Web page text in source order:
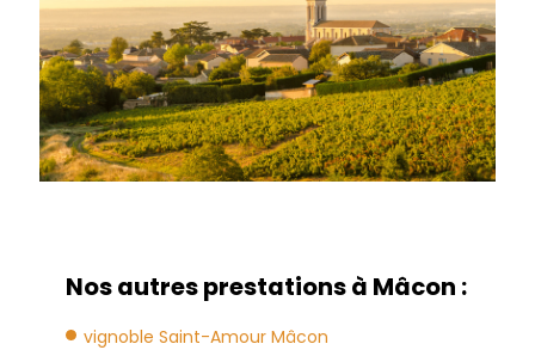
Nos autres prestations à Mâcon :
vignoble Saint-Amour Mâcon